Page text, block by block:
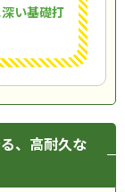
い基礎打
、高耐久な